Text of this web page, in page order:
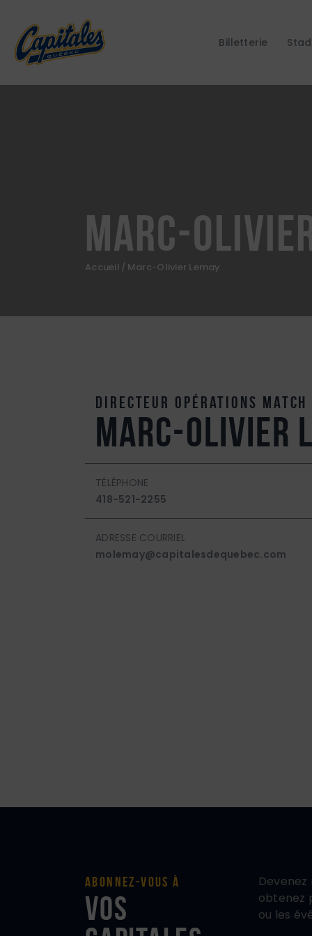
Billetterie
Marc-
Accueil Marc-Olivier Lemay
Directeur Opérations Match
Marc-Olivier
TÉLÉPHONE
418-521-2255
ADRESSE COURRIEL
molemay@capitalesdequebec.com
Abonnez-vous à
vos
obtenez
ou les